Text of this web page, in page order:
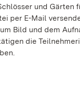
und
per E-Mail
Bild und dem
die